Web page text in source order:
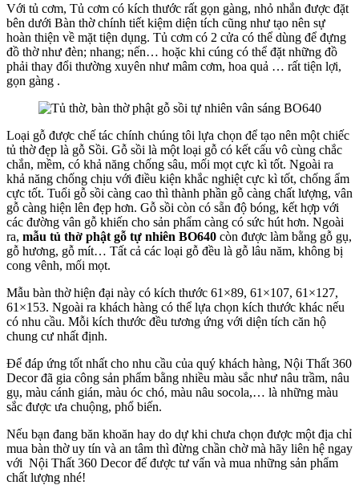
Với tủ cơm, Tủ cơm có kích thước rất gọn gàng, nhỏ nhắn được đặt
bên dưới Bàn thờ chính tiết kiệm diện tích cũng như tạo nên sự
hoàn thiện về mặt tiện dụng. Tủ cơm có 2 cửa có thể dùng để đựng
đồ thờ như đèn; nhang; nến… hoặc khi cúng có thể đặt những đồ
phải thay đổi thường xuyên như mâm cơm, hoa quả … rất tiện lợi,
gọn gàng .
Loại gỗ được chế tác chính chúng tôi lựa chọn để tạo nên một chiếc
tủ thờ đẹp là gỗ Sồi. Gỗ sồi là một loại gỗ có kết cấu vô cùng chắc
chắn, mềm, có khả năng chống sâu, mối mọt cực kì tốt. Ngoài ra
khả năng chống chịu với điều kiện khắc nghiệt cực kì tốt, chống ẩm
cực tốt. Tuổi gỗ sồi càng cao thì thành phần gỗ càng chất lượng, vân
gỗ càng hiện lên đẹp hơn. Gỗ sồi còn có sẵn độ bóng, kết hợp với
các đường vân gỗ khiến cho sản phẩm càng có sức hút hơn. Ngoài
ra, mẫu tủ thờ phật gỗ tự nhiên BO640 còn được làm bằng gỗ gụ,
gỗ hương, gỗ mít… Tất cả các loại gỗ đều là gỗ lâu năm, không bị
cong vênh, mối mọt.
Mẫu bàn thờ hiện đại này có kích thước 61×89, 61×107, 61×127,
61×153. Ngoài ra khách hàng có thể lựa chọn kích thước khác nếu
có nhu cầu. Mỗi kích thước đều tương ứng với diện tích căn hộ
chung cư nhất định.
Để đáp ứng tốt nhất cho nhu cầu của quý khách hàng, Nội Thất 360
Decor đã gia công sản phẩm bằng nhiều màu sắc như nâu trầm, nâu
gụ, màu cánh gián, màu óc chó, màu nâu socola,… là những màu
sắc được ưa chuộng, phổ biến.
Nếu bạn đang băn khoăn hay do dự khi chưa chọn được một địa chỉ
mua bàn thờ uy tín và an tâm thì đừng chần chờ mà hãy liên hệ ngay
với Nội Thất 360 Decor để được tư vấn và mua những sản phẩm
chất lượng nhé!